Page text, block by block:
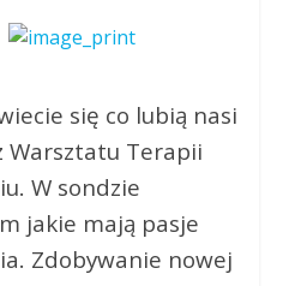
się co lubią nasi
Warsztatu Terapii
W sondzie
jakie mają pasje
Zdobywanie nowej